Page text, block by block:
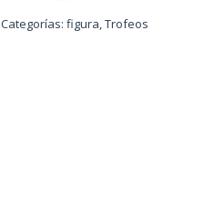
Categorías: figura,Trofeos